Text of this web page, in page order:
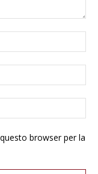
browser per la